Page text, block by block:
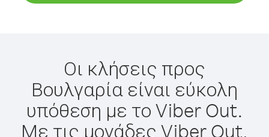
Οι κλήσεις προς
Βουλγαρία είναι εύκολη
υπόθεση με το Viber Out.
Με τις μονάδες Viber Out,